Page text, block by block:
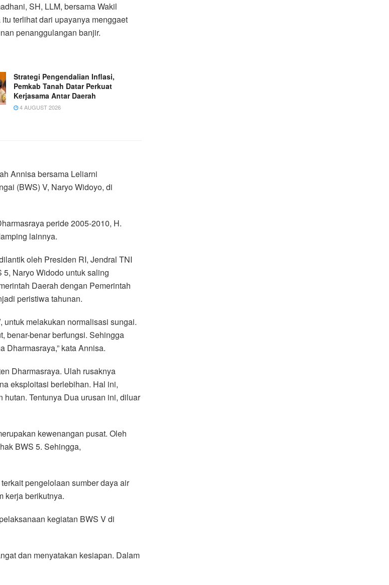
SH, LLM, bersama Wakil
terlihat dari upayanya menggaet
penanggulangan banjir.
Strategi Pengendalian Inflasi,
Pemkab Tanah Datar Perkuat
Kerjasama Antar Daerah
4 AUGUST 2026
Annisa bersama Leliarni
(BWS) V, Naryo Widoyo, di
peride 2005-2010, H.
lainnya.
oleh Presiden RI, Jendral TNI
Naryo Widodo untuk saling
Daerah dengan Pemerintah
peristiwa tahunan.
untuk melakukan normalisasi sungai.
benar-benar berfungsi. Sehingga
Dharmasraya,” kata Annisa.
Dharmasraya. Ulah rusaknya
eksploitasi berlebihan. Hal ini,
Tentunya Dua urusan ini, diluar
kewenangan pusat. Oleh
BWS 5. Sehingga,
pengelolaan sumber daya air
kerja berikutnya.
kegiatan BWS V di
dan menyatakan kesiapan. Dalam